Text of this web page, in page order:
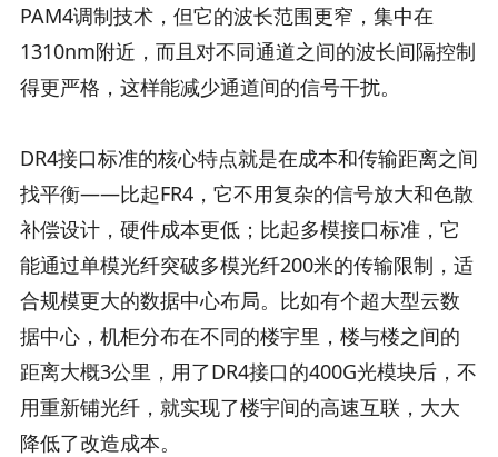
PAM4调制技术，但它的波长范围更窄，集中在
1310nm附近，而且对不同通道之间的波长间隔控制
得更严格，这样能减少通道间的信号干扰。
DR4接口标准的核心特点就是在成本和传输距离之间
找平衡——比起FR4，它不用复杂的信号放大和色散
补偿设计，硬件成本更低；比起多模接口标准，它
能通过单模光纤突破多模光纤200米的传输限制，适
合规模更大的数据中心布局。比如有个超大型云数
据中心，机柜分布在不同的楼宇里，楼与楼之间的
距离大概3公里，用了DR4接口的400G光模块后，不
用重新铺光纤，就实现了楼宇间的高速互联，大大
降低了改造成本。​